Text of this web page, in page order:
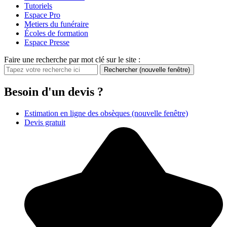
Tutoriels
Espace Pro
Metiers du funéraire
Écoles de formation
Espace Presse
Faire une recherche par mot clé sur le site :
Rechercher (nouvelle fenêtre)
Besoin d'un devis ?
Estimation en ligne des obsèques (nouvelle fenêtre)
Devis gratuit